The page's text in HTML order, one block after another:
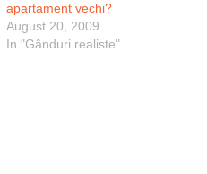
apartament vechi?
August 20, 2009
In "Gânduri realiste"